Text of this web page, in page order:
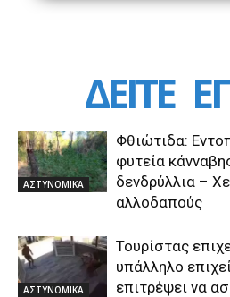
ΔΕΙΤΕ
ΑΣΤΥΝΟΜΙΚΑ
Φθιώτιδα:
φυτεία
δενδρύλλια –
αλλοδαπούς
ΑΣΤΥΝΟΜΙΚΑ
Τουρίστας
υπάλληλο
επιτρέψει να